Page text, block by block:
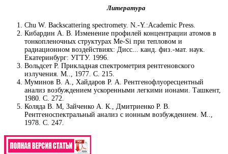
Литература
Chu W. Backscattering spectromety. N.-Y.:Academic Press.
Кибардин А. В. Изменение профилей концентрации атомов в
тонкопленочных структурах Me-Si при тепловом и
радиационном воздействиях: Дисс... канд. физ.-мат. наук.
Екатеринбург: УГТУ. 1996.
Вольдсет Р. Прикладная спектрометрия рентгеновского
излучения. М.., 1977. С. 215.
Муминов В. А., Хайдаров Р. А. Рентгенофлуоресцентный
анализ возбуждением ускоренными легкими ионами. Ташкент,
1980. С. 272.
Коляда В. М, Зайченко А. К., Дмитриенко Р. В.
Рентгеноспектральный анализ с ионным возбуждением. М..,
1978. С. 247.